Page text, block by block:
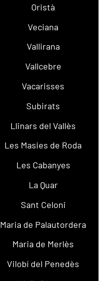
Oristà
Veciana
Vallirana
Vallcebre
Vacarisses
Subirats
Llinars del Vallès
Les Masies de Roda
Les Cabanyes
La Quar
Sant Celoni
Maria de Palautordera
Maria de Merlès
Vilobí del Penedès